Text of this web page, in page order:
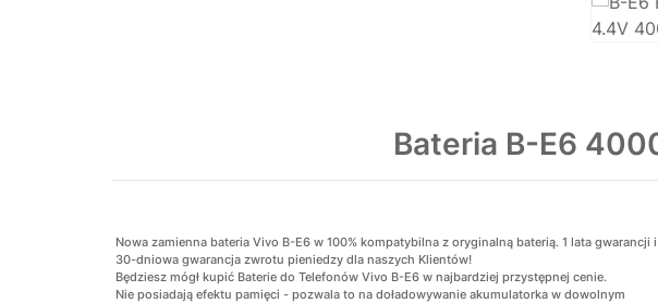
Bateria B-E6
Nowa zamienna bateria Vivo B-E6 w 100% kompatybilna z oryginalną baterią. 1 lata gwarancji i
30-dniowa gwarancja zwrotu pieniedzy dla naszych Klientów!
Będziesz mógł kupić Baterie do Telefonów Vivo B-E6 w najbardziej przystępnej cenie.
Nie posiadają efektu pamięci - pozwala to na doładowywanie akumulatorka w dowolnym